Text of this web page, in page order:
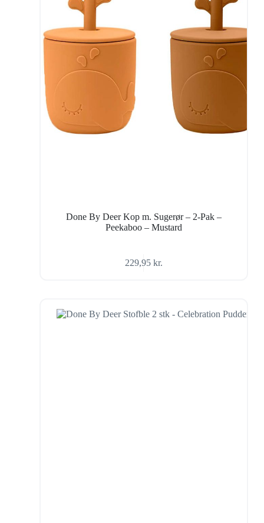
Done By Deer Kop m. Sugerør – 2-Pak –
Peekaboo – Mustard
229,95 kr.